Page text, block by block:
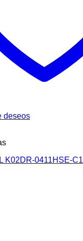
deseos
K02DR-0411HSE-C1